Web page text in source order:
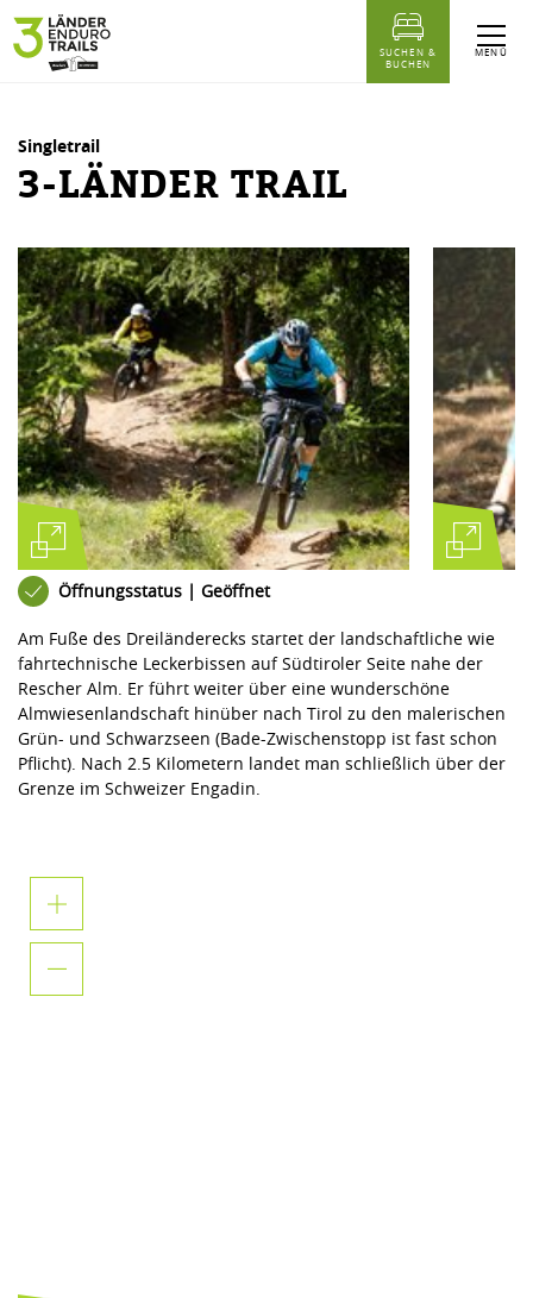
Inhaltstabelle
3-Länder Trail
Ähnliche Touren
MENÜ
SUCHEN &
BUCHEN
Singletrail
3-LÄNDER TRAIL
Öffnungsstatus | Geöffnet
Am Fuße des Dreiländerecks startet der landschaftliche wie
fahrtechnische Leckerbissen auf Südtiroler Seite nahe der
Rescher Alm. Er führt weiter über eine wunderschöne
Almwiesenlandschaft hinüber nach Tirol zu den malerischen
Grün- und Schwarzseen (Bade-Zwischenstopp ist fast schon
Pflicht). Nach 2.5 Kilometern landet man schließlich über der
Grenze im Schweizer Engadin.